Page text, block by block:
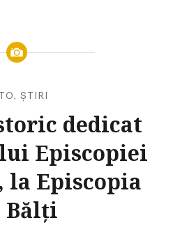
, ȘTIRI
dedicat
Episcopiei
Episcopia
Bălți